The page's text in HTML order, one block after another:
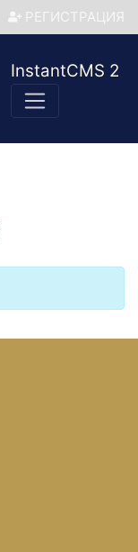
РЕГИСТРАЦИЯ
InstantCMS 2